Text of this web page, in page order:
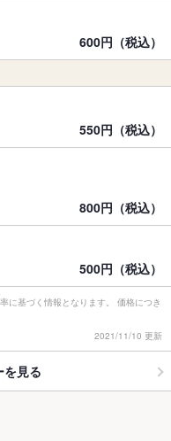
600円（税込）
550円（税込）
800円（税込）
500円（税込）
に基づく情報となります。 価格につき
2021/11/10 更新
を見る